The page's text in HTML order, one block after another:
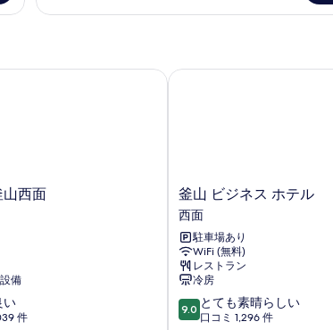
真
表
細
山西面
備
い
件
面
釜
山
ビ
ジ
ネ
ス
ホ
テ
ル
釜山 ビジネス ホテル
西面
駐車場あり
WiFi (無料)
レストラン
冷房
10
段
9.0 とても素晴らしい
口コミ 1,296 件
釜山 ビジネス ホテル